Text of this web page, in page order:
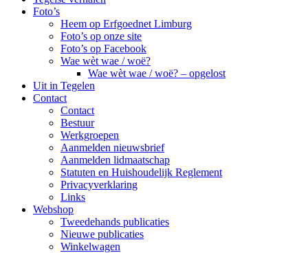
Foto’s
Heem op Erfgoednet Limburg
Foto’s op onze site
Foto’s op Facebook
Wae wèt wae / woë?
Wae wèt wae / woë? – opgelost
Uit in Tegelen
Contact
Contact
Bestuur
Werkgroepen
Aanmelden nieuwsbrief
Aanmelden lidmaatschap
Statuten en Huishoudelijk Reglement
Privacyverklaring
Links
Webshop
Tweedehands publicaties
Nieuwe publicaties
Winkelwagen